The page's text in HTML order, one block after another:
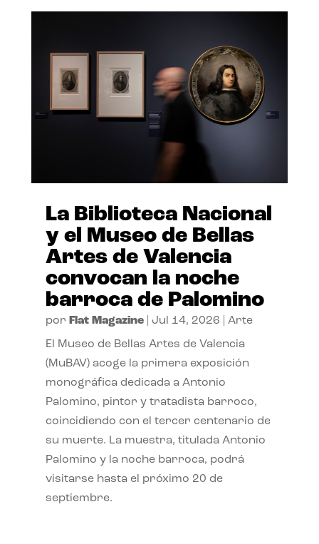
La Biblioteca Nacional
y el Museo de Bellas
Artes de Valencia
convocan la noche
barroca de Palomino
por Flat Magazine| Jul 14, 2026 Arte
El Museo de Bellas Artes de Valencia
(MuBAV) acoge la primera exposición
monográfica dedicada a Antonio
Palomino, pintor y tratadista barroco,
coincidiendo con el tercer centenario de
su muerte. La muestra, titulada Antonio
Palomino y la noche barroca, podrá
visitarse hasta el próximo 20 de
septiembre.